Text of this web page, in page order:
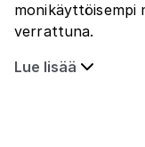
monikäyttöisempi
verrattuna.
Lue lisää